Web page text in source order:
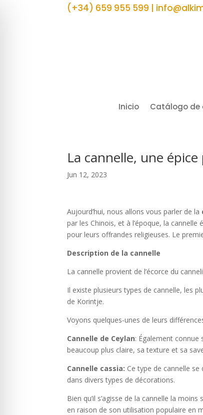
(+34) 659 955 599 |
Inicio Catálogo de
La cannelle, une
Jun 12, 2023
Aujourd’hui, nous allons vous parler de la
par les Chinois, et à l’époque, la cannelle
pour leurs offrandes religieuses. Le
Description de la cannelle
La cannelle provient de l’écorce du
Il existe plusieurs types de cannelle, les
de Korintje.
Voyons quelques-unes de leurs
Cannelle de Ceylan: Également connue
beaucoup plus claire, sa texture et sa
Cannelle cassia: Ce type de cannelle
dans divers types de décorations.
Bien qu’il s’agisse de la cannelle la
en raison de son utilisation populaire en